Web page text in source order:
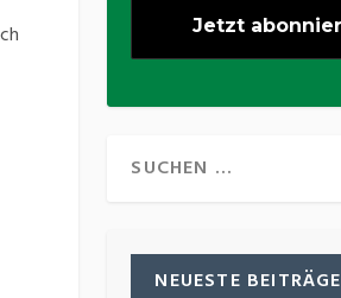
NEUESTE BEITRÄGE